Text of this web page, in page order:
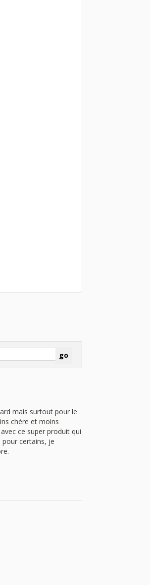
mais surtout pour le
chère et moins
ce super produit qui
certains, je